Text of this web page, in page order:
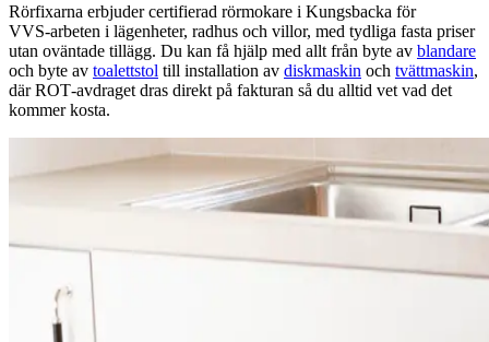
Rörfixarna erbjuder certifierad rörmokare i Kungsbacka för
VVS‑arbeten i lägenheter, radhus och villor, med tydliga fasta priser
utan oväntade tillägg. Du kan få hjälp med allt från byte av blandare
och byte av toalettstol till installation av diskmaskin och tvättmaskin,
där ROT‑avdraget dras direkt på fakturan så du alltid vet vad det
kommer kosta.